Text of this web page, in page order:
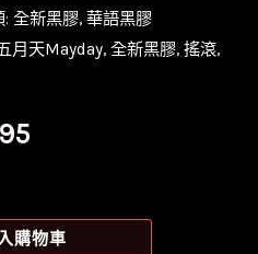
: 全新黑膠, 華語黑膠
月天Mayday, 全新黑膠, 搖滾,
目
價
購物車